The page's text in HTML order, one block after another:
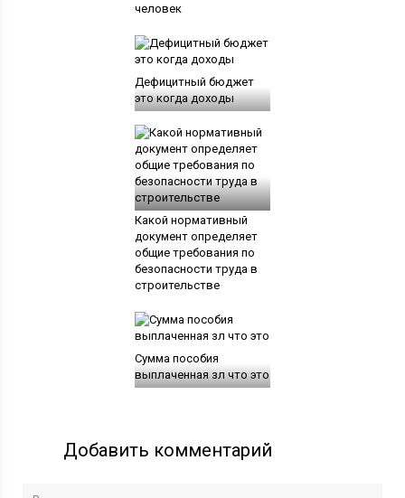
человек
Дефицитный бюджет
это когда доходы
Какой нормативный
документ определяет
общие требования по
безопасности труда в
строительстве
Сумма пособия
выплаченная зл что это
Добавить комментарий